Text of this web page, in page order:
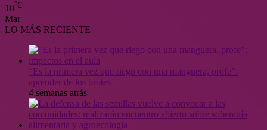
10℃
Mar
LO MÁS RECIENTE
“Es la primera vez que riego con una manguera, profe”:
aprender de los brotes
4 semanas atrás